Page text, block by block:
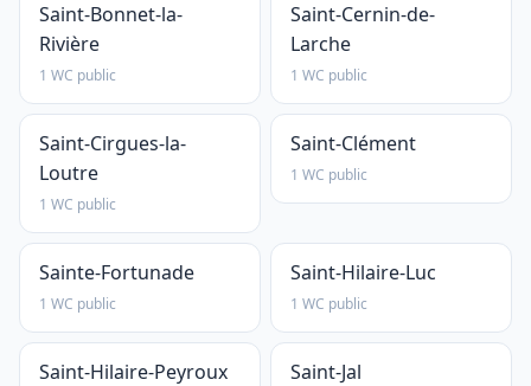
Saint-Bonnet-la-
Rivière
1 WC public
Saint-Cernin-de-
Larche
1 WC public
Saint-Cirgues-la-
Loutre
1 WC public
Saint-Clément
1 WC public
Sainte-Fortunade
1 WC public
Saint-Hilaire-Luc
1 WC public
Saint-Hilaire-Peyroux Saint-Jal